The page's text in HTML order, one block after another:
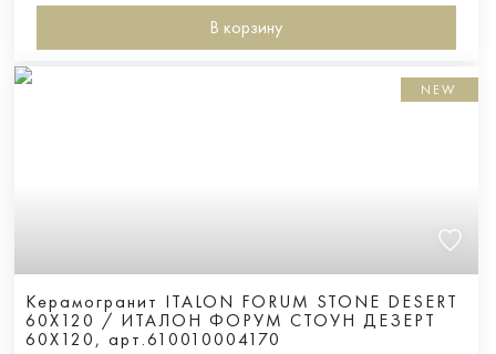
В корзину
NEW
Керамогранит ITALON FORUM STONE DESERT
60X120 / ИТАЛОН ФОРУМ СТОУН ДЕЗЕРТ
60X120, арт.610010004170